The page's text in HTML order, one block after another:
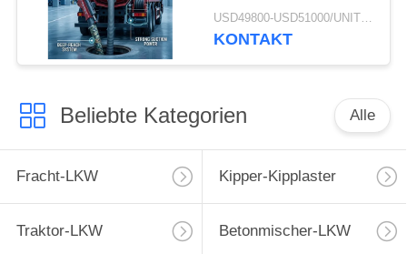
tauschen
Sie,/septischer
USD49800-USD51000/UNIT)negotiation MOQ:1 EINHEIT
KONTAKT
Beliebte Kategorien Alle
Fracht-LKW Kipper-Kipplaster
Traktor-LKW Betonmischer-LKW